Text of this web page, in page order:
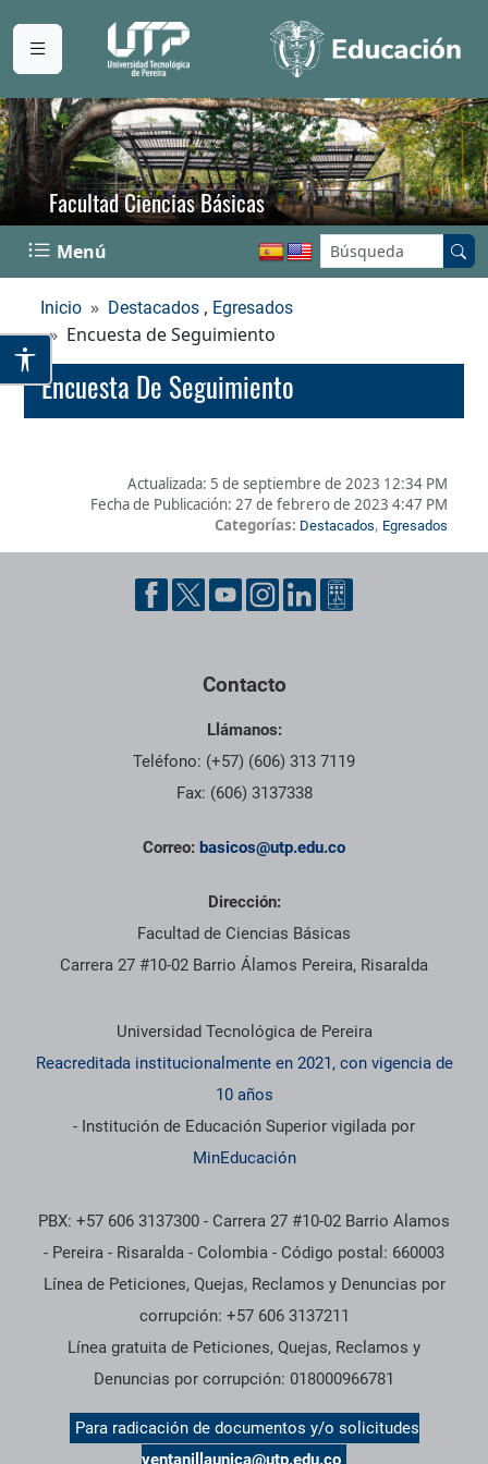
Facultad Ciencias Básicas
Menú Buscar en el sitio:
Inicio Destacados , Egresados
Encuesta de Seguimiento
Encuesta De Seguimiento
Actualizada: 5 de septiembre de 2023 12:34 PM
Fecha de Publicación: 27 de febrero de 2023 4:47 PM
Categorías: Destacados, Egresados
Pie de página con información de contacto, redes sociales y
Contacto
Llámanos:
Teléfono: (+57) (606) 313 7119
Fax: (606) 3137338
Correo: basicos@utp.edu.co
Dirección:
Facultad de Ciencias Básicas
Carrera 27 #10-02 Barrio Álamos Pereira, Risaralda
Información institucional
Universidad Tecnológica de Pereira
Reacreditada institucionalmente en 2021, con vigencia de
10 años
- Institución de Educación Superior vigilada por
MinEducación
PBX: +57 606 3137300 - Carrera 27 #10-02 Barrio Alamos
- Pereira - Risaralda - Colombia - Código postal: 660003
Línea de Peticiones, Quejas, Reclamos y Denuncias por
corrupción: +57 606 3137211
Línea gratuita de Peticiones, Quejas, Reclamos y
Denuncias por corrupción: 018000966781
Para radicación de documentos y/o solicitudes